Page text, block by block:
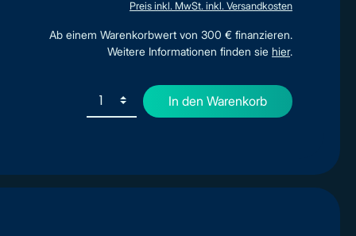
Preis inkl. MwSt. inkl. Versandkosten
Ab einem Warenkorbwert von 300 € finanzieren.
Weitere Informationen finden sie hier.
In den Warenkorb